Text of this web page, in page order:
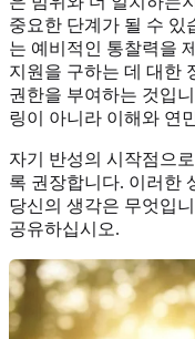
중요한 단계가 될 수 있
는 예비적인 통찰력을
지원을 구하는 데 대한
권한을 부여하는 것입
링이 아니라 이해와 연
자기 반성의 시작점으로
록 권장합니다. 이러한
당신의 생각은 무엇입
공유하십시오.